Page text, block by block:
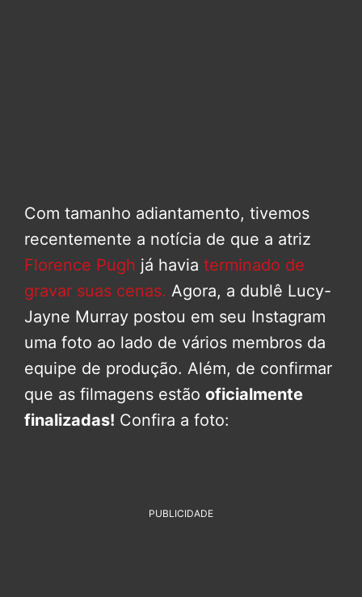
Com tamanho adiantamento, tivemos
recentemente a notícia de que a atriz
Florence Pugh já havia terminado de
gravar suas cenas. Agora, a dublê Lucy-
Jayne Murray postou em seu Instagram
uma foto ao lado de vários membros da
equipe de produção. Além, de confirmar
que as filmagens estão oficialmente
finalizadas! Confira a foto:
PUBLICIDADE